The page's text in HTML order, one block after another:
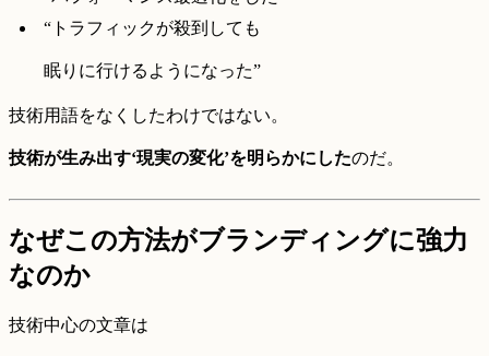
“トラフィックが殺到しても
眠りに行けるようになった”
技術用語をなくしたわけではない。
技術が生み出す‘現実の変化’を明らかにしたのだ。
なぜこの方法がブランディングに強力
なのか
技術中心の文章は